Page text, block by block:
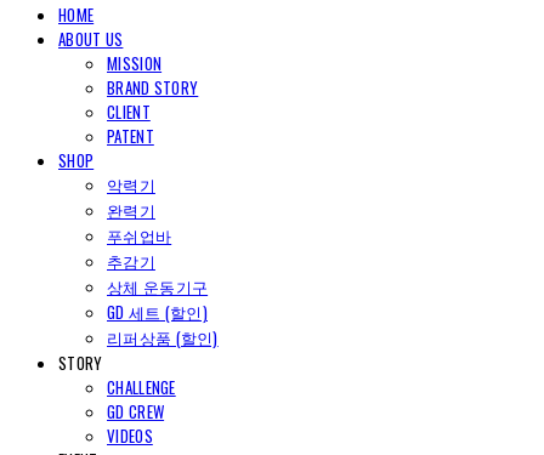
HOME
ABOUT US
MISSION
BRAND STORY
CLIENT
PATENT
SHOP
악력기
완력기
푸쉬업바
추감기
상체 운동기구
GD 세트 (할인)
리퍼상품 (할인)
STORY
CHALLENGE
GD CREW
VIDEOS